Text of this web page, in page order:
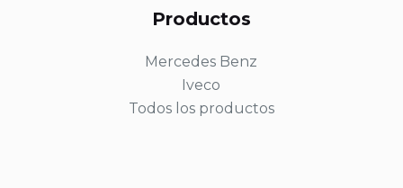
Productos
Mercedes Benz
Iveco
Todos los productos